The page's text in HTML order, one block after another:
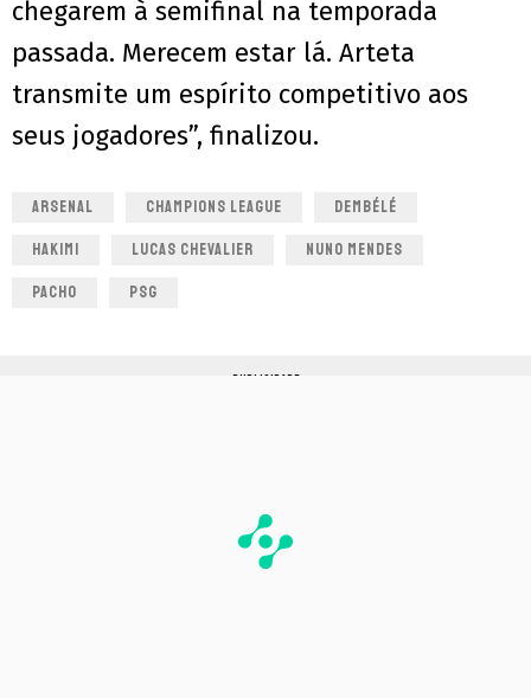
chegarem à semifinal na temporada
passada. Merecem estar lá. Arteta
transmite um espírito competitivo aos
seus jogadores”, finalizou.
ARSENAL CHAMPIONS LEAGUE DEMBÉLÉ
HAKIMI LUCAS CHEVALIER NUNO MENDES
PACHO PSG
PUBLICIDADE